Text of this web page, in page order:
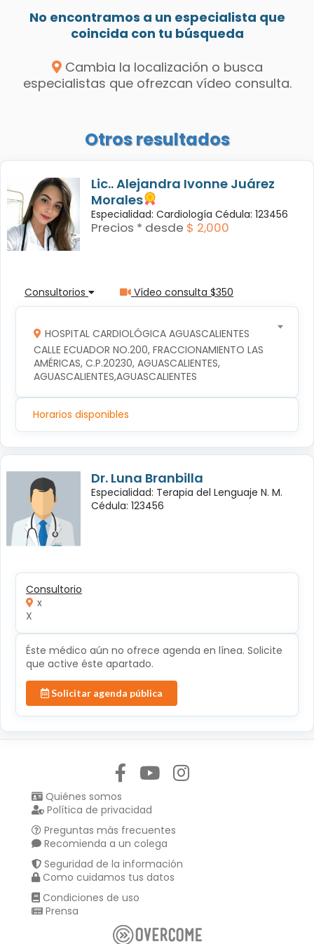
No encontramos a un especialista que
coincida con tu búsqueda
Cambia la localización o busca
especialistas que ofrezcan vídeo consulta.
Otros resultados
Lic.. Alejandra Ivonne Juárez
Morales
Especialidad: Cardiología Cédula: 123456
Precios * desde $ 2,000
Consultorios Vídeo consulta $350
HOSPITAL CARDIOLÓGICA AGUASCALIENTES
CALLE ECUADOR NO.200, FRACCIONAMIENTO LAS
AMÉRICAS, C.P.20230, AGUASCALIENTES,
AGUASCALIENTES,AGUASCALIENTES
Horarios disponibles
Dr. Luna Branbilla
Especialidad: Terapia del Lenguaje N. M.
Cédula: 123456
Consultorio
x
X
Éste médico aún no ofrece agenda en línea. Solicite
que active éste apartado.
Solicitar agenda pública
Quiénes somos
Política de privacidad
Preguntas más frecuentes
Recomienda a un colega
Seguridad de la información
Como cuidamos tus datos
Condiciones de uso
Prensa